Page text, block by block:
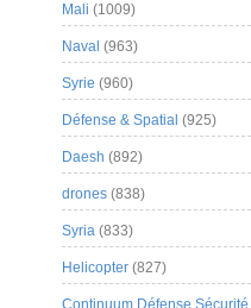
Mali (1009)
Naval (963)
Syrie (960)
Défense & Spatial (925)
Daesh (892)
drones (838)
Syria (833)
Helicopter (827)
Continuum Défense Sécurité